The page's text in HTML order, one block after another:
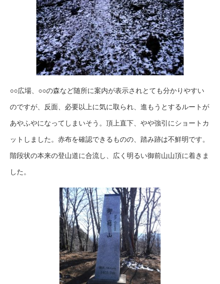
○○広場、○○の森など随所に案内が表示されとても分かりやすい
のですが、反面、必要以上に気に取られ、進もうとするルートが
あやふやになってしまいそう。頂上直下、やや強引にショートカ
ットしました。赤布を確認できるものの、踏み跡は不鮮明です。
階段状の本来の登山道に合流し、広く明るい御前山山頂に着きま
した。